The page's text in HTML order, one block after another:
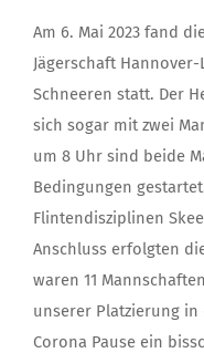
Am 6. Mai 2023 fand
Jägerschaft
Schneeren statt. Der
sich sogar mit zwei
um 8 Uhr sind beide
Bedingungen
Flintendisziplinen
Anschluss erfolgten
waren 11
unserer Platzierung
Corona Pause ein